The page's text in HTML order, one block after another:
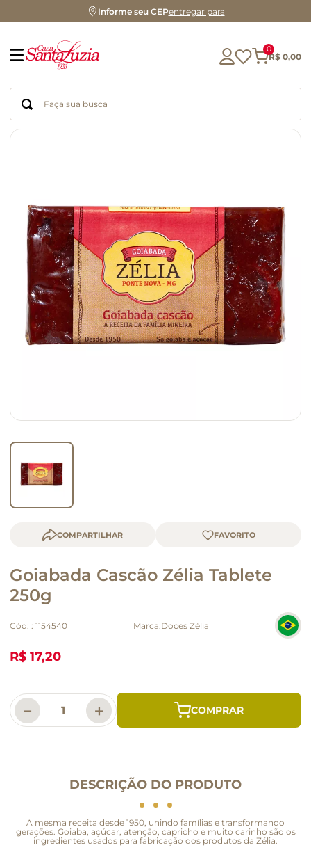
Informe seu CEPentregar para
0
R$ 0,00
Faça sua busca
COMPARTILHAR
Goiabada Cascão Zélia Tablete
250g
Cód: : 1154540 Doces Zélia
R$ 17,20
＋
－
DESCRIÇÃO DO PRODUTO
A mesma receita desde 1950, unindo famílias e transformando
gerações. Goiaba, açúcar, atenção, capricho e muito carinho são os
ingredientes usados para fabricação dos produtos da Zélia.
chocolate
chá
azeite
café
biscoito
cerveja
queijo
macarrão